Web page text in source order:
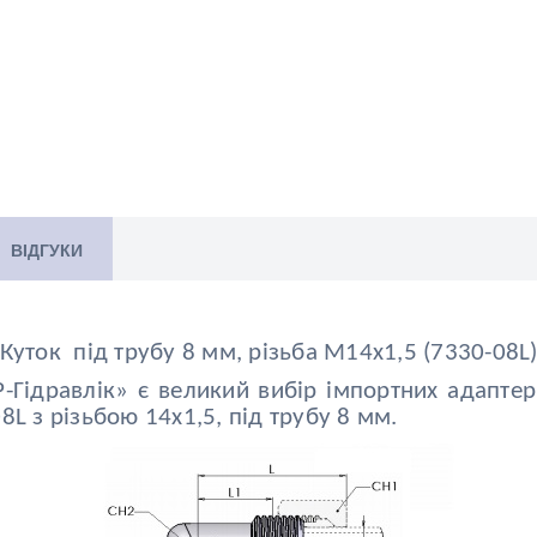
ВІДГУКИ
Куток під трубу 8 мм, різьба М14х1,5 (7330-08L)
є великий вибір імпортних
з різьбою 14х1,5, під трубу 8 мм.